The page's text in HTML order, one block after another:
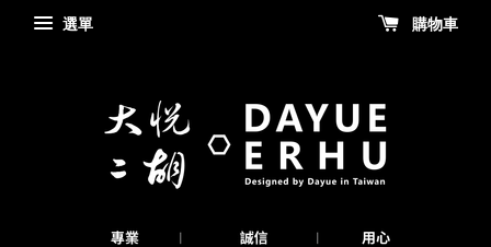
選單 購物車